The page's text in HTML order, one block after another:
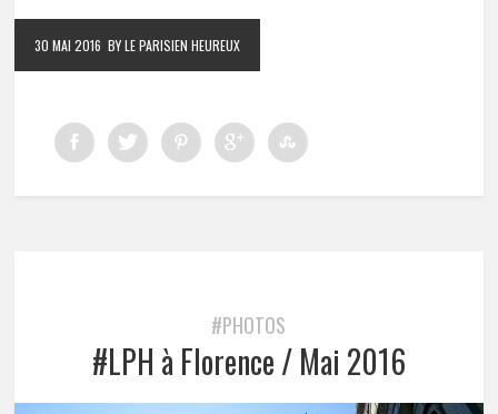
30 MAI 2016 BY LE PARISIEN HEUREUX
#PHOTOS
#LPH à Florence / Mai 2016